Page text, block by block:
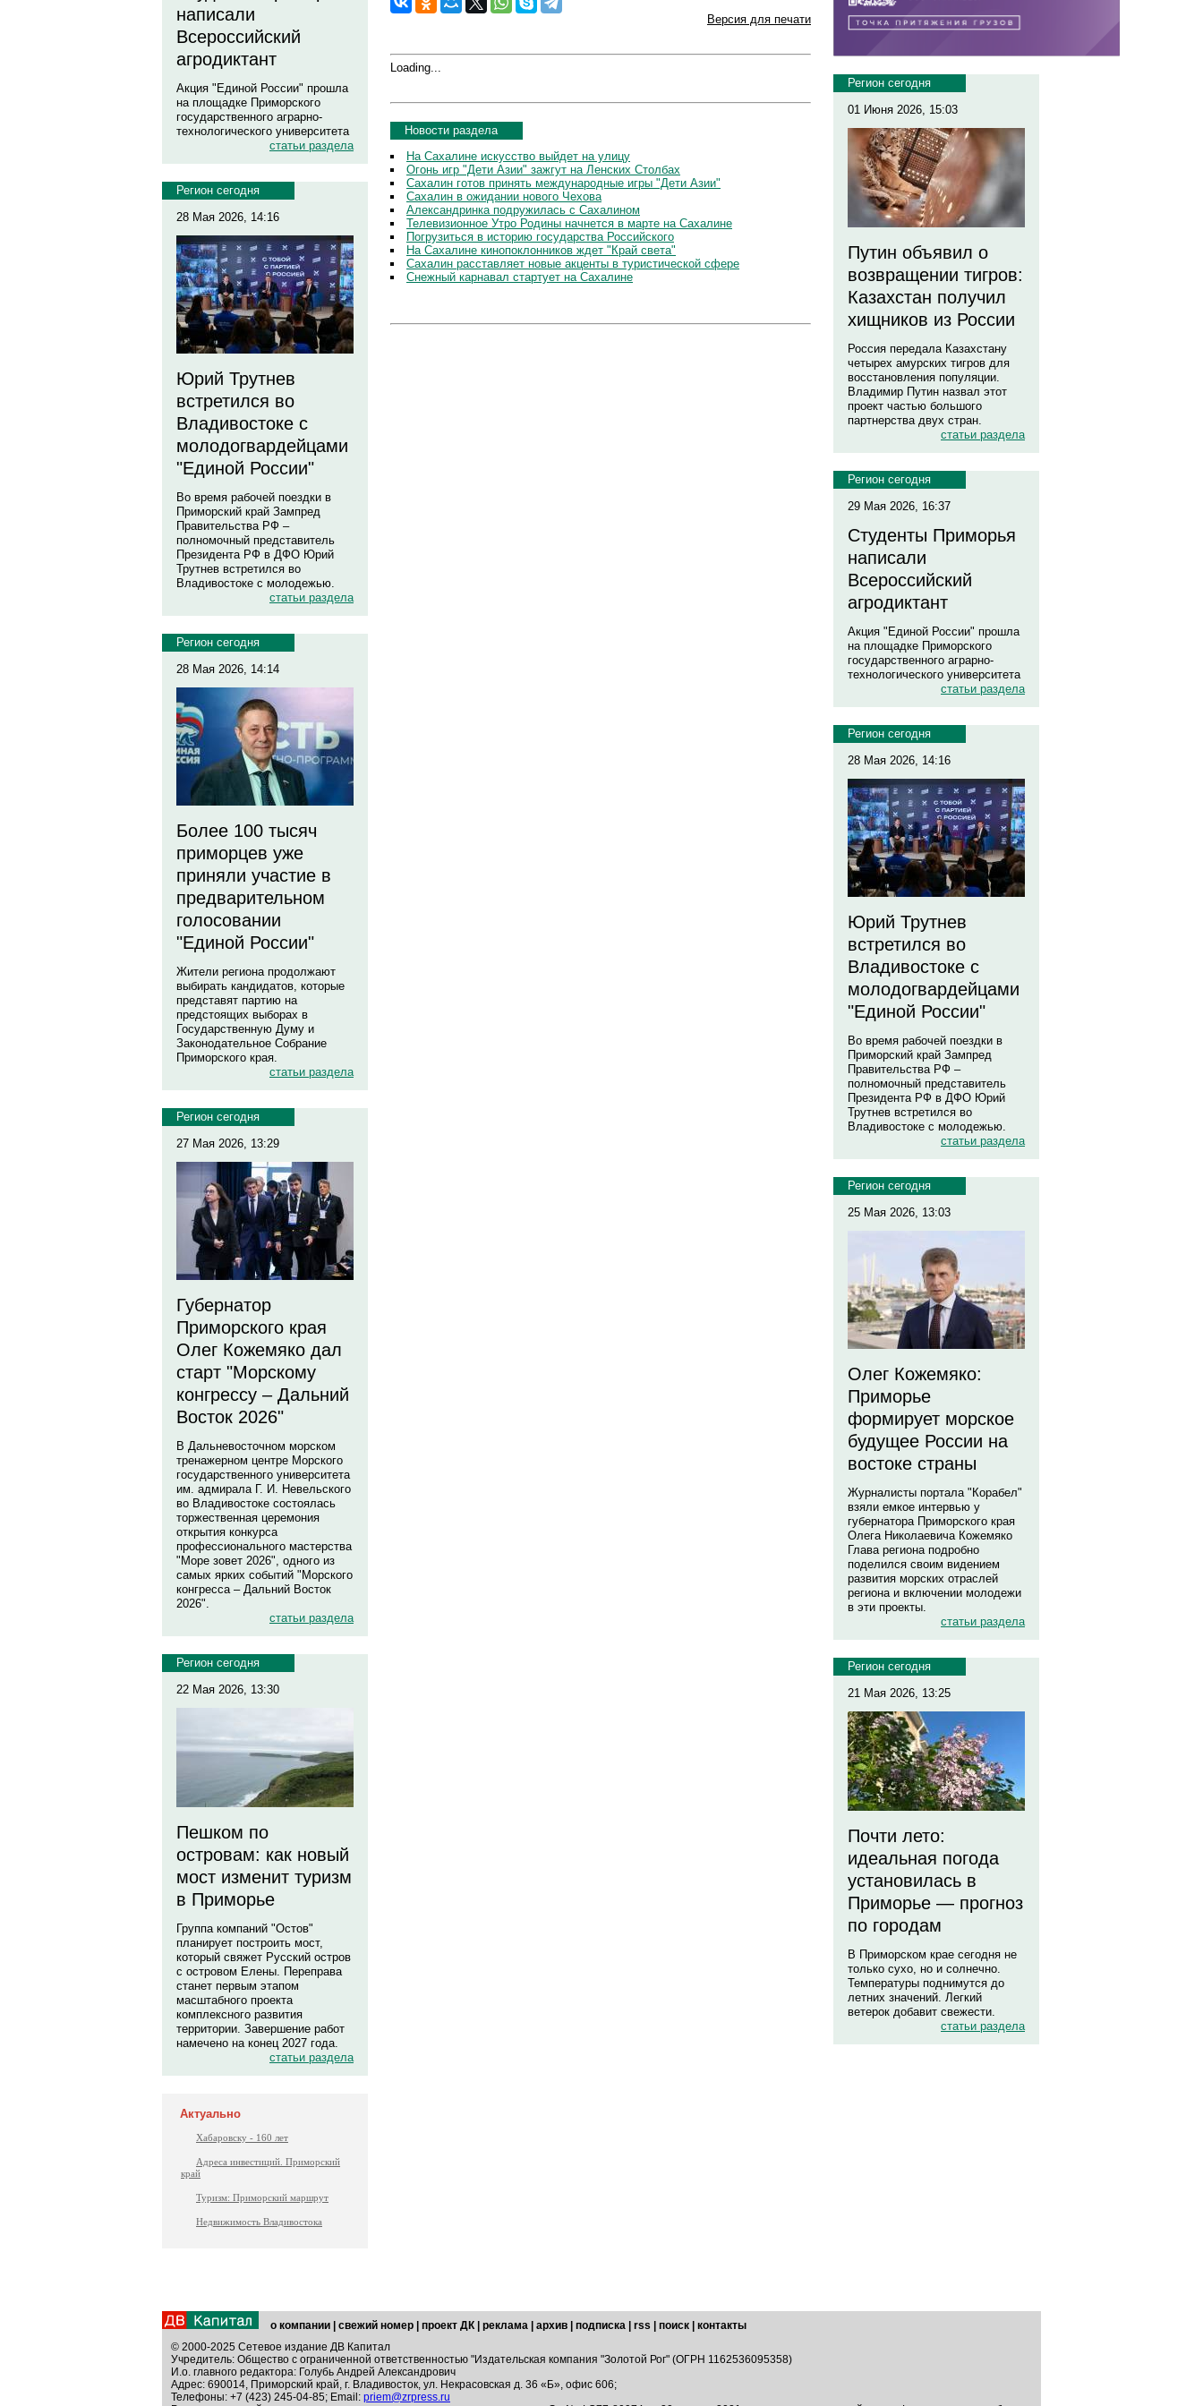
написали
Всероссийский
агродиктант
Акция "Единой России" прошла
на площадке Приморского
государственного аграрно-
технологического университета
статьи раздела
Регион сегодня
28 Мая 2026, 14:16
Юрий Трутнев
встретился во
Владивостоке с
молодогвардейцами
"Единой России"
Во время рабочей поездки в
Приморский край Зампред
Правительства РФ –
полномочный представитель
Президента РФ в ДФО Юрий
Трутнев встретился во
Владивостоке с молодежью.
статьи раздела
Регион сегодня
28 Мая 2026, 14:14
Более 100 тысяч
приморцев уже
приняли участие в
предварительном
голосовании
"Единой России"
Жители региона продолжают
выбирать кандидатов, которые
представят партию на
предстоящих выборах в
Государственную Думу и
Законодательное Собрание
Приморского края.
статьи раздела
Регион сегодня
27 Мая 2026, 13:29
Губернатор
Приморского края
Олег Кожемяко дал
старт "Морскому
конгрессу – Дальний
Восток 2026"
В Дальневосточном морском
тренажерном центре Морского
государственного университета
им. адмирала Г. И. Невельского
во Владивостоке состоялась
торжественная церемония
открытия конкурса
профессионального мастерства
"Море зовет 2026", одного из
самых ярких событий "Морского
конгресса – Дальний Восток
2026".
статьи раздела
Регион сегодня
22 Мая 2026, 13:30
Пешком по
островам: как новый
мост изменит туризм
в Приморье
Группа компаний "Остов"
планирует построить мост,
который свяжет Русский остров
с островом Елены. Переправа
станет первым этапом
масштабного проекта
комплексного развития
территории. Завершение работ
намечено на конец 2027 года.
статьи раздела
Актуально
Хабаровску - 160 лет
Адреса инвестиций. Приморский
край
Туризм: Приморский маршрут
Недвижимость Владивостока
Версия для печати
Loading...
Новости раздела
На Сахалине искусство выйдет на улицу
Огонь игр "Дети Азии" зажгут на Ленских Столбах
Сахалин готов принять международные игры "Дети Азии"
Сахалин в ожидании нового Чехова
Александринка подружилась с Сахалином
Телевизионное Утро Родины начнется в марте на Сахалине
Погрузиться в историю государства Российского
На Сахалине кинопоклонников ждет "Край света"
Сахалин расставляет новые акценты в туристической сфере
Снежный карнавал стартует на Сахалине
Регион сегодня
01 Июня 2026, 15:03
Путин объявил о
возвращении тигров:
Казахстан получил
хищников из России
Россия передала Казахстану
четырех амурских тигров для
восстановления популяции.
Владимир Путин назвал этот
проект частью большого
партнерства двух стран.
статьи раздела
Регион сегодня
29 Мая 2026, 16:37
Студенты Приморья
написали
Всероссийский
агродиктант
Акция "Единой России" прошла
на площадке Приморского
государственного аграрно-
технологического университета
статьи раздела
Регион сегодня
28 Мая 2026, 14:16
Юрий Трутнев
встретился во
Владивостоке с
молодогвардейцами
"Единой России"
Во время рабочей поездки в
Приморский край Зампред
Правительства РФ –
полномочный представитель
Президента РФ в ДФО Юрий
Трутнев встретился во
Владивостоке с молодежью.
статьи раздела
Регион сегодня
25 Мая 2026, 13:03
Олег Кожемяко:
Приморье
формирует морское
будущее России на
востоке страны
Журналисты портала "Корабел"
взяли емкое интервью у
губернатора Приморского края
Олега Николаевича Кожемяко
Глава региона подробно
поделился своим видением
развития морских отраслей
региона и включении молодежи
в эти проекты.
статьи раздела
Регион сегодня
21 Мая 2026, 13:25
Почти лето:
идеальная погода
установилась в
Приморье — прогноз
по городам
В Приморском крае сегодня не
только сухо, но и солнечно.
Температуры поднимутся до
летних значений. Легкий
ветерок добавит свежести.
статьи раздела
о компании свежий номер проект ДК реклама архив подписка rss поиск
контакты
© 2000-2025 Сетевое издание ДВ Капитал
Учредитель: Общество с ограниченной ответственностью "Издательская компания "Золотой Рог" (ОГРН 1162536095358)
И.о. главного редактора: Голубь Андрей Александрович
Адрес: 690014, Приморский край, г. Владивосток, ул. Некрасовская д. 36 «Б», офис 606;
Телефоны: +7 (423) 245-04-85; Email: priem@zrpress.ru